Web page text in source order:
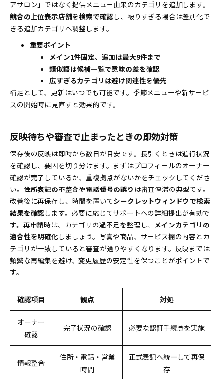
アサロン」ではなく提供メニュー由来のカテゴリを追加します。
競合の上位表示店舗を検索で確認し、被りすぎる場合は差別化で
きる追加カテゴリへ調整します。
重要ポイント
メイン1件固定、追加は最大9件まで
類似語は候補一覧で意味の差を確認
広すぎるカテゴリは避け関連性を優先
補足として、更新はいつでも可能です。季節メニューや新サービ
スの開始時に見直すと効果的です。
反映待ちや審査で止まったときの即効対策
保存後の反映は即時から数日が目安です。長引くときは進行状況
を確認し、要因を切り分けます。まずはプロフィールのオーナー
確認が完了しているか、重複拠点がないかをチェックしてくださ
い。 住所表記の不整合や電話番号の誤り は審査停滞の典型です。
改善後に再保存し、時間を置いてシークレットウィンドウで検索
結果を確認します。必要に応じてサポートへの詳細提出が有効で
す。再申請時は、カテゴリの過不足を整理し、 メインカテゴリの
適合性を明確化 しましょう。写真や商品、サービス欄の内容とカ
テゴリが一致していると審査が通りやすくなります。反映までは
頻繁な再編集を避け、変更履歴の安定性を保つことがポイントで
す。
確認項目 観点 対処
オーナー
確認
完了状況の確認 必要な認証手続きを実施
情報整合
住所・電話・営業
時間
正式表記へ統一して再保
存